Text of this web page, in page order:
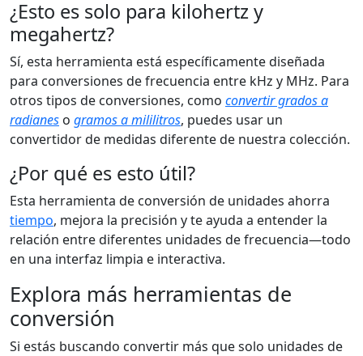
¿Esto es solo para kilohertz y
megahertz?
Sí, esta herramienta está específicamente diseñada
para conversiones de frecuencia entre kHz y MHz. Para
otros tipos de conversiones, como convertir grados a
radianes o gramos a mililitros, puedes usar un
convertidor de medidas diferente de nuestra colección.
¿Por qué es esto útil?
Esta herramienta de conversión de unidades ahorra
tiempo, mejora la precisión y te ayuda a entender la
relación entre diferentes unidades de frecuencia—todo
en una interfaz limpia e interactiva.
Explora más herramientas de
conversión
Si estás buscando convertir más que solo unidades de